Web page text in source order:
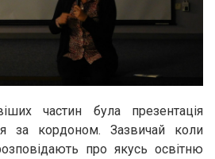
частин була презентація
за кордоном. Зазвичай коли
про якусь освітню